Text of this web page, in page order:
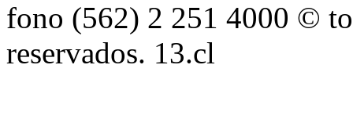
fono (562) 2 251 4000 ©
reservados. 13.cl